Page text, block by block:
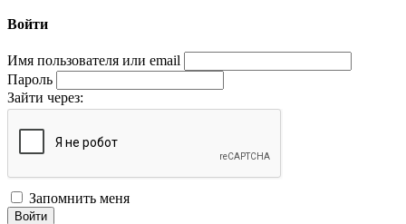
Войти
Имя пользователя или email
Пароль
Зайти через:
Запомнить меня
Войти